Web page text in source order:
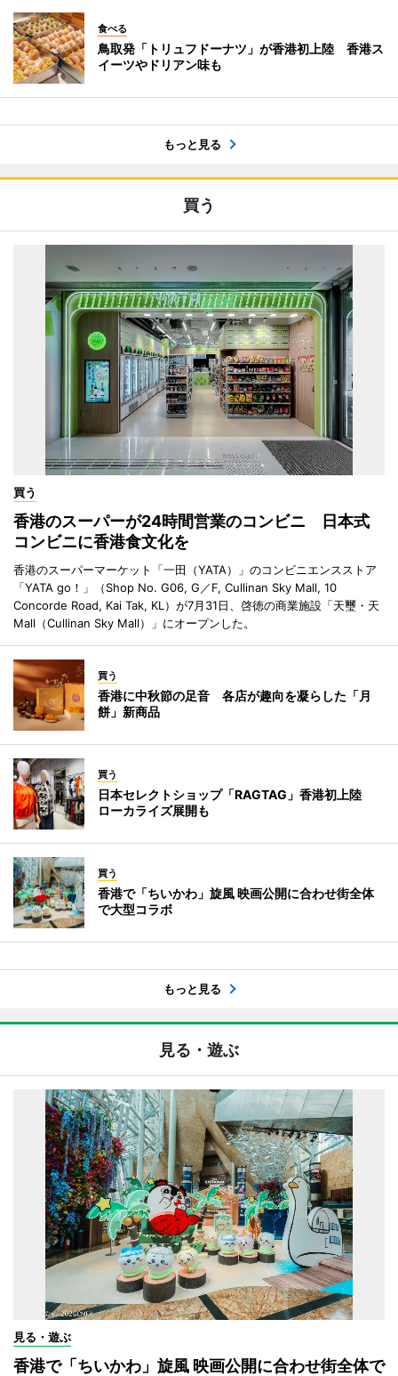
食べる
鳥取発「トリュフドーナツ」が香港初上陸 香港ス
イーツやドリアン味も
もっと見る
買う
買う
香港のスーパーが24時間営業のコンビニ 日本式
コンビニに香港食文化を
香港のスーパーマーケット「一田（YATA）」のコンビニエンスストア
「YATA go！」（Shop No. G06, G／F, Cullinan Sky Mall, 10
Concorde Road, Kai Tak, KL）が7月31日、啓徳の商業施設「天璽・天
Mall（Cullinan Sky Mall）」にオープンした。
買う
香港に中秋節の足音 各店が趣向を凝らした「月
餅」新商品
買う
日本セレクトショップ「RAGTAG」香港初上陸
ローカライズ展開も
買う
香港で「ちいかわ」旋風 映画公開に合わせ街全体
で大型コラボ
もっと見る
見る・遊ぶ
見る・遊ぶ
香港で「ちいかわ」旋風 映画公開に合わせ街全体で